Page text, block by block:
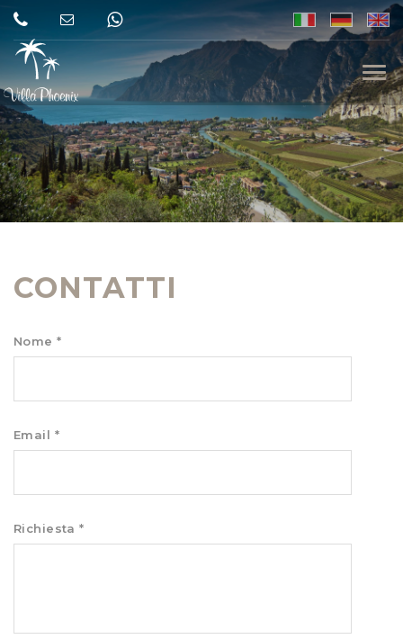
CONTATTI
Nome *
Email *
Richiesta *